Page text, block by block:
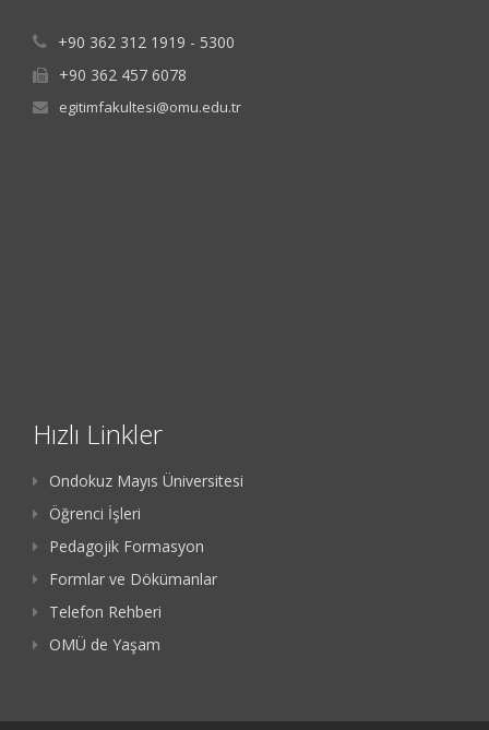
+90 362 312 1919 - 5300
+90 362 457 6078
egitimfakultesi@omu.edu.tr
Hızlı Linkler
Ondokuz Mayıs Üniversitesi
Öğrenci İşleri
Pedagojik Formasyon
Formlar ve Dökümanlar
Telefon Rehberi
OMÜ de Yaşam